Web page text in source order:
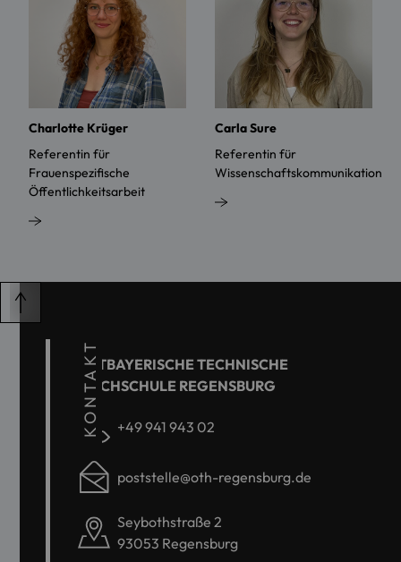
Charlotte Krüger
Referentin für
Frauenspezifische
Öffentlichkeitsarbeit
Carla Sure
Referentin für
Wissenschaftskommunikation
KONTAKT
OSTBAYERISCHE TECHNISCHE
HOCHSCHULE REGENSBURG
+49 941 943 02
poststelle@oth-regensburg.de
Seybothstraße 2
93053 Regensburg